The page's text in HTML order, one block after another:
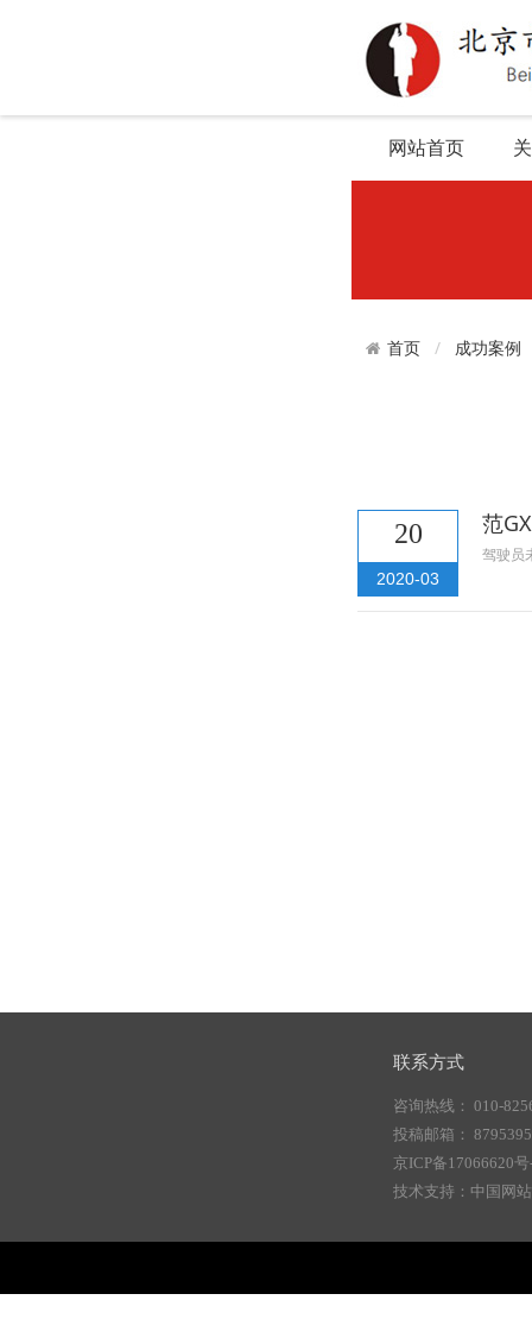
网站首页
首页 成功案例
20
2020-03
范
驾驶员
联系方式
咨询热线： 010-
投稿邮箱：
京ICP备17066620
技术支持：中国网